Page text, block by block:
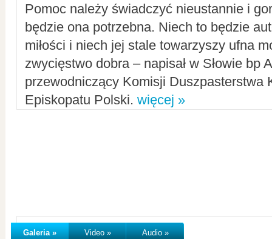
Pomoc należy świadczyć nieustannie i
będzie ona potrzebna. Niech to będzie
miłości i niech jej stale towarzyszy ufna
zwycięstwo dobra – napisał w Słowie bp
przewodniczący Komisji Duszpasterstwa
Episkopatu Polski. więcej »
Galeria » Video » Audio »